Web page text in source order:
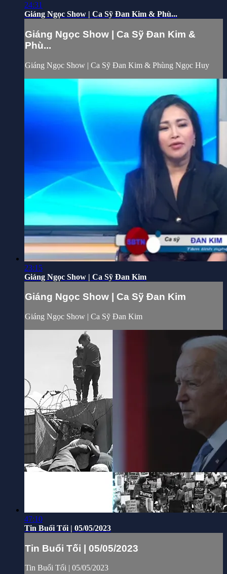
24:31
Giáng Ngọc Show | Ca Sỹ Đan Kim & Phù...
Giáng Ngọc Show | Ca Sỹ Đan Kim &
Phù...
Giáng Ngọc Show | Ca Sỹ Đan Kim & Phùng Ngọc Huy
23:15
Giáng Ngọc Show | Ca Sỹ Đan Kim
Giáng Ngọc Show | Ca Sỹ Đan Kim
Giáng Ngọc Show | Ca Sỹ Đan Kim
47:10
Tin Buổi Tối | 05/05/2023
Tin Buổi Tối | 05/05/2023
Tin Buổi Tối | 05/05/2023